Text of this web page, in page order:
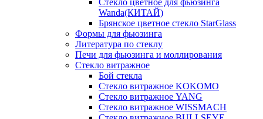
Стекло цветное для фьюзинга
Wanda(КИТАЙ)
Брянское цветное стекло StarGlass
Формы для фьюзинга
Литература по стеклу
Печи для фьюзинга и моллирования
Стекло витражное
Бой стекла
Стекло витражное KOKOMO
Стекло витражное YANG
Стекло витражное WISSMACH